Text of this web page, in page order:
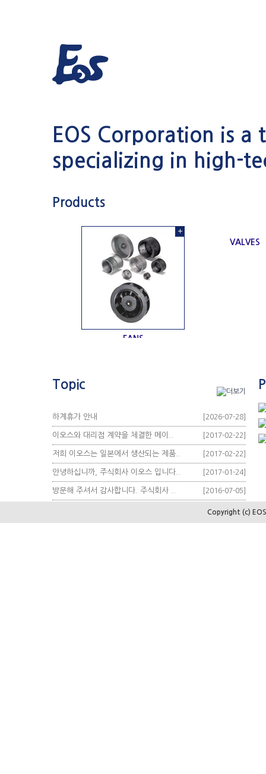
EOS Corporation is
specializing in high-
Products
FANS
VALVES
Topic
하계휴가 안내 [2026-07-28]
이오스와 대리점 계약을 체결한 메이.. [2017-02-22]
저희 이오스는 일본에서 생산되는 제품.. [2017-02-22]
안녕하십니까, 주식회사 이오스 입니다.. [2017-01-24]
방문해 주셔서 감사합니다. 주식회사 .. [2016-07-05]
Copyright (c)